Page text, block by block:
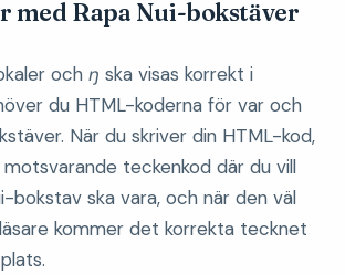
med Rapa Nui-bokstäver
och ŋ ska visas korrekt i
du HTML-koderna för var och
När du skriver din HTML-kod,
teckenkod där du vill
bokstav ska vara, och när den väl
kommer det korrekta tecknet